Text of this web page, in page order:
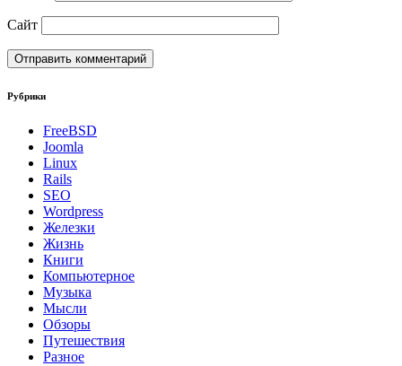
Сайт
Рубрики
FreeBSD
Joomla
Linux
Rails
SEO
Wordpress
Железки
Жизнь
Книги
Компьютерное
Музыка
Мысли
Обзоры
Путешествия
Разное